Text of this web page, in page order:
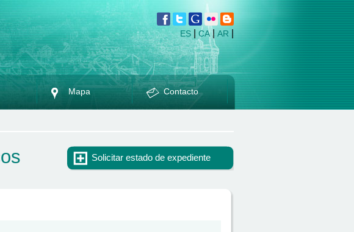
ES CA | AR
Mapa Contacto
Solicitar estado de expediente